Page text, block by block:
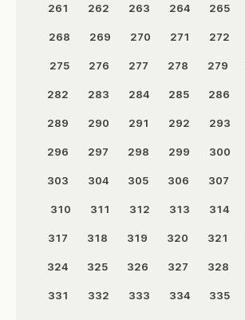
261 262 263 264 265
268 269 270 271 272
275 276 277 278 279
282 283 284 285 286
289 290 291 292 293
296 297 298 299 300
303 304 305 306 307
310 311 312 313 314
317 318 319 320 321
324 325 326 327 328
331 332 333 334 335